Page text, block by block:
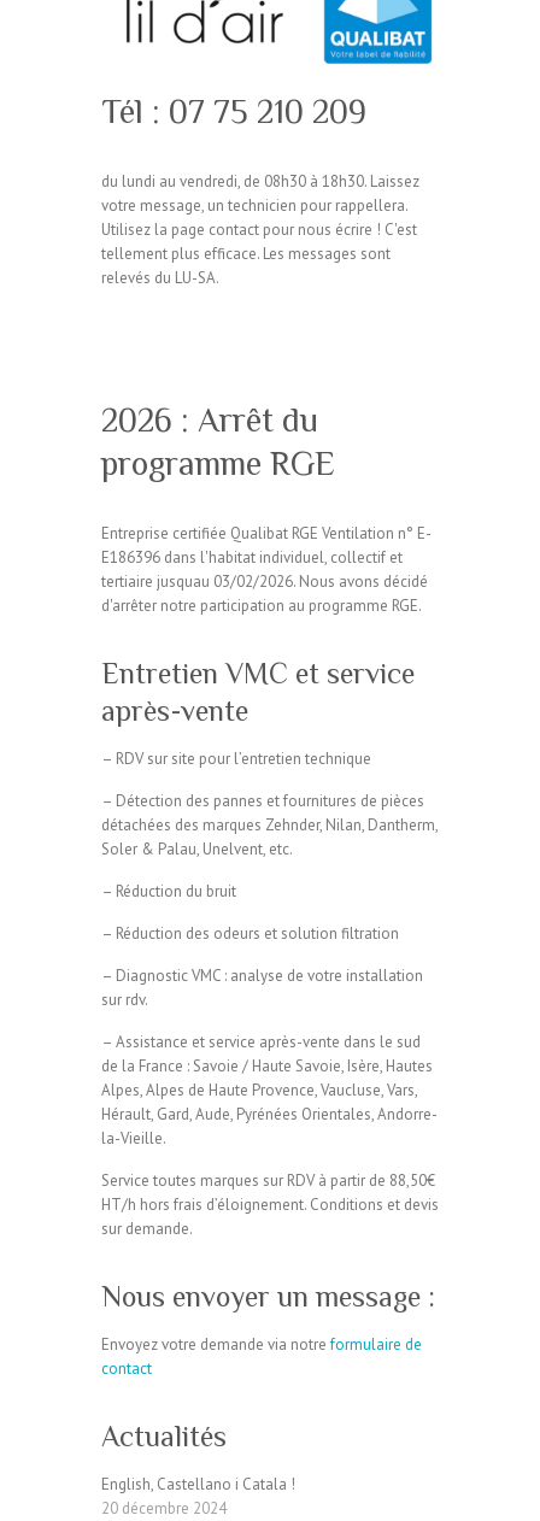
Tél : 07 75 210 209
du lundi au vendredi, de 08h30 à 18h30. Laissez
votre message, un technicien pour rappellera.
Utilisez la page contact pour nous écrire ! C'est
tellement plus efficace. Les messages sont
relevés du LU-SA.
2026 : Arrêt du
programme RGE
Entreprise certifiée Qualibat RGE Ventilation n° E-
E186396 dans l'habitat individuel, collectif et
tertiaire jusquau 03/02/2026. Nous avons décidé
d'arrêter notre participation au programme RGE.
Entretien VMC et service
après-vente
– RDV sur site pour l’entretien technique
– Détection des pannes et fournitures de pièces
détachées des marques Zehnder, Nilan, Dantherm,
Soler & Palau, Unelvent, etc.
– Réduction du bruit
– Réduction des odeurs et solution filtration
– Diagnostic VMC : analyse de votre installation
sur rdv.
– Assistance et service après-vente dans le sud
de la France : Savoie / Haute Savoie, Isère, Hautes
Alpes, Alpes de Haute Provence, Vaucluse, Vars,
Hérault, Gard, Aude, Pyrénées Orientales, Andorre-
la-Vieille.
Service toutes marques sur RDV à partir de 88,50€
HT/h hors frais d’éloignement. Conditions et devis
sur demande.
Nous envoyer un message :
Envoyez votre demande via notreformulaire de
contact
Actualités
English, Castellano i Catala !
20 décembre 2024